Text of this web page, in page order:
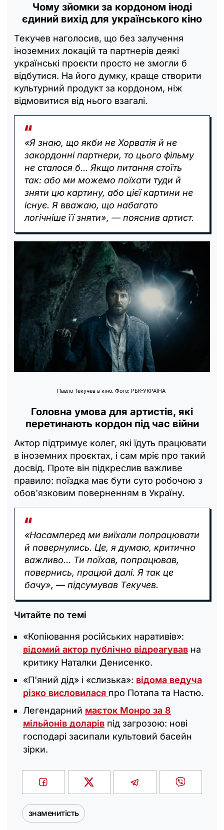
Чому зйомки за кордоном іноді
єдиний вихід для українського кіно
Текучев наголосив, що без залучення
іноземних локацій та партнерів деякі
українські проєкти просто не змогли б
відбутися. На його думку, краще створити
культурний продукт за кордоном, ніж
відмовитися від нього взагалі.
«Я знаю, що якби не Хорватія й не
закордонні партнери, то цього фільму
не сталося б... Якщо питання стоїть
так: або ми можемо поїхати туди й
зняти цю картину, або цієї картини не
існує. Я вважаю, що набагато
логічніше її зняти», — пояснив артист.
Павло Текучев в кіно. Фото: РБК-УКРАЇНА
Головна умова для артистів, які
перетинають кордон під час війни
Актор підтримує колег, які їдуть працювати
в іноземних проєктах, і сам мріє про такий
досвід. Проте він підкреслив важливе
правило: поїздка має бути суто робочою з
обов'язковим поверненням в Україну.
«Насамперед ми виїхали попрацювати
й повернулись. Це, я думаю, критично
важливо... Ти поїхав, попрацював,
повернись, працюй далі. Я так це
бачу», — підсумував Текучев.
Читайте по темі
«‎Копіювання російських наративів»:
відомий актор публічно відреагував на
критику Наталки Денисенко.
«П'яний дід» і «слизька»: відома ведуча
різко висловилася про Потапа та Настю.
Легендарний маєток Монро за 8
мільйонів доларів під загрозою: нові
господарі засипали культовий басейн
зірки.
знаменитість